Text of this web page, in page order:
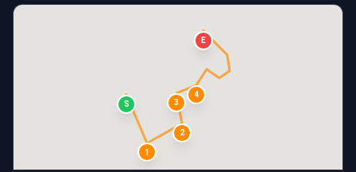
S
1
2
3
4
E